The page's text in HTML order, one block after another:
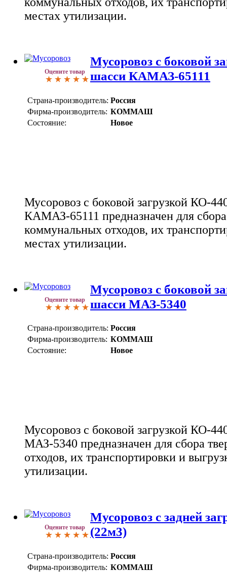
местах утилизации.
Оцените товар
Мусоровоз с боковой
шасси КАМАЗ-65111
Страна-производитель: Россия
Фирма-производитель: КОММАШ
Состояние:
Новое
Мусоровоз с боковой загрузкой КО-
КАМАЗ-65111 предназначен для
коммунальных отходов, их
местах утилизации.
Оцените товар
Мусоровоз с боковой
шасси МАЗ-5340
Страна-производитель: Россия
Фирма-производитель: КОММАШ
Состояние:
Новое
Мусоровоз с боковой загрузкой КО-
МАЗ-5340 предназначен для сбора
отходов, их транспортировки и
утилизации.
Оцените товар
Мусоровоз с задней
(22м3)
Страна-производитель: Россия
Фирма-производитель: КОММАШ